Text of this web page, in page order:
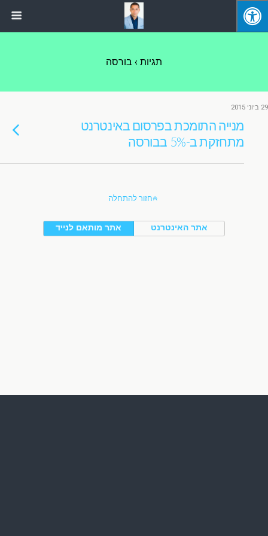
תגיות › בורסה
29 ביוני 2015
מנייה התומכת בפרסום באינטרנט
מתחזקת ב-5% בבורסה
חזור להתחלה
אתר מותאם לנייד אתר האינטרנט